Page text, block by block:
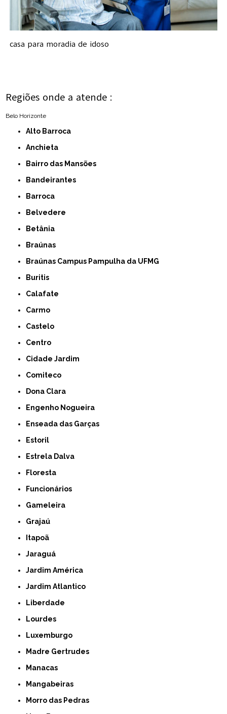
casa para moradia de idoso
Regiões onde a atende :
Belo Horizonte
Alto Barroca
Anchieta
Bairro das Mansões
Bandeirantes
Barroca
Belvedere
Betânia
Braúnas
Braúnas Campus Pampulha da UFMG
Buritis
Calafate
Carmo
Castelo
Centro
Cidade Jardim
Comiteco
Dona Clara
Engenho Nogueira
Enseada das Garças
Estoril
Estrela Dalva
Floresta
Funcionários
Gameleira
Grajaú
Itapoã
Jaraguá
Jardim América
Jardim Atlantico
Liberdade
Lourdes
Luxemburgo
Madre Gertrudes
Manacas
Mangabeiras
Morro das Pedras